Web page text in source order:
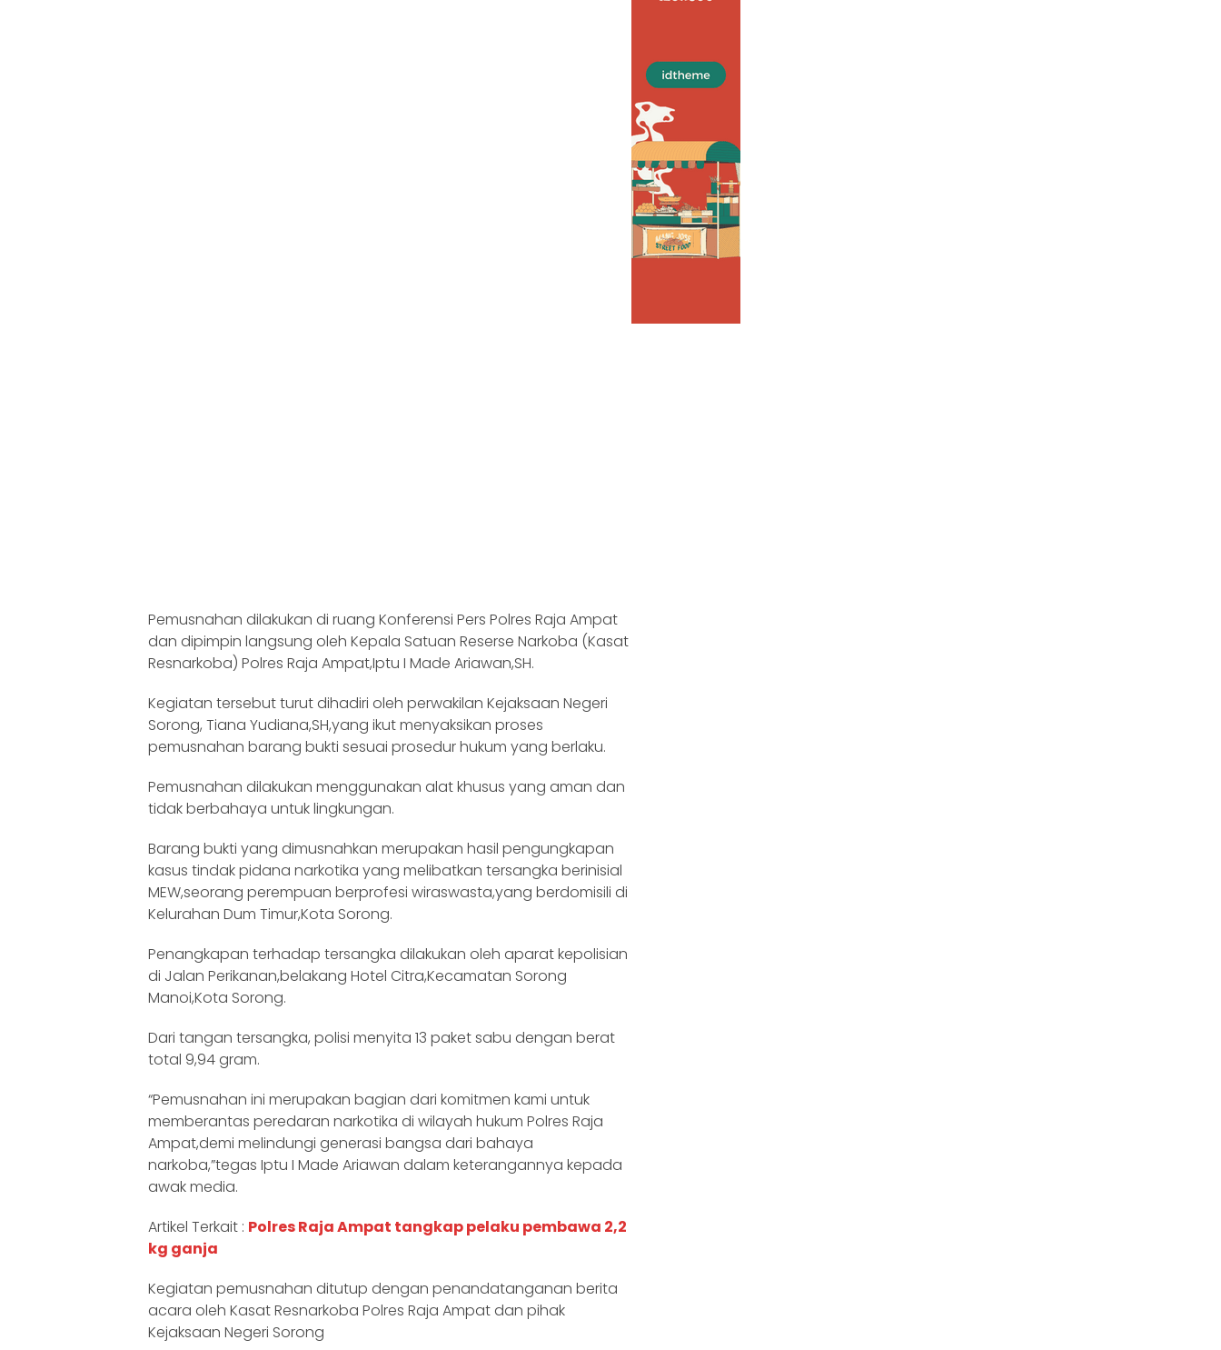
Pemusnahan dilakukan di ruang Konferensi Pers Polres Raja Ampat
dan dipimpin langsung oleh Kepala Satuan Reserse Narkoba (Kasat
Resnarkoba) Polres Raja Ampat,Iptu I Made Ariawan,SH.
Kegiatan tersebut turut dihadiri oleh perwakilan Kejaksaan Negeri
Sorong, Tiana Yudiana,SH,yang ikut menyaksikan proses
pemusnahan barang bukti sesuai prosedur hukum yang berlaku.
Pemusnahan dilakukan menggunakan alat khusus yang aman dan
tidak berbahaya untuk lingkungan.
Barang bukti yang dimusnahkan merupakan hasil pengungkapan
kasus tindak pidana narkotika yang melibatkan tersangka berinisial
MEW,seorang perempuan berprofesi wiraswasta,yang berdomisili di
Kelurahan Dum Timur,Kota Sorong.
Penangkapan terhadap tersangka dilakukan oleh aparat kepolisian
di Jalan Perikanan,belakang Hotel Citra,Kecamatan Sorong
Manoi,Kota Sorong.
Dari tangan tersangka, polisi menyita 13 paket sabu dengan berat
total 9,94 gram.
“Pemusnahan ini merupakan bagian dari komitmen kami untuk
memberantas peredaran narkotika di wilayah hukum Polres Raja
Ampat,demi melindungi generasi bangsa dari bahaya
narkoba,”tegas Iptu I Made Ariawan dalam keterangannya kepada
awak media.
Artikel Terkait : Polres Raja Ampat tangkap pelaku pembawa 2,2
kg ganja
Kegiatan pemusnahan ditutup dengan penandatanganan berita
acara oleh Kasat Resnarkoba Polres Raja Ampat dan pihak
Kejaksaan Negeri Sorong